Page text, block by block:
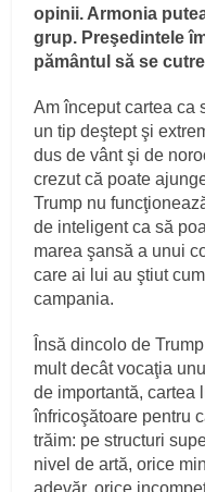
opinii. Armonia
grup. Preşedintele
pământul să se
Am început cartea ca
un tip deştept şi
dus de vânt şi de
crezut că poate
Trump nu
de inteligent ca să
marea şansă a unui
care ai lui au ştiut
campania.
Însă dincolo de
mult decât vocaţia
de importantă, cartea
înfricoşătoare pentru
trăim: pe structuri
nivel de artă, orice
adevăr, orice